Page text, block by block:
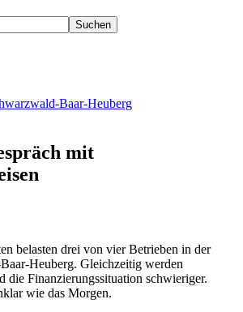
Baar-Heuberg
mit
belasten drei von vier Betrieben in der
Heuberg. Gleichzeitig werden
die Finanzierungssituation schwieriger.
wie das Morgen.